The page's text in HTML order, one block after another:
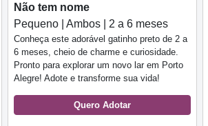
Não tem nome
Pequeno | Ambos | 2 a 6 meses
Conheça este adorável gatinho preto de 2 a
6 meses, cheio de charme e curiosidade.
Pronto para explorar um novo lar em Porto
Alegre! Adote e transforme sua vida!
Quero Adotar